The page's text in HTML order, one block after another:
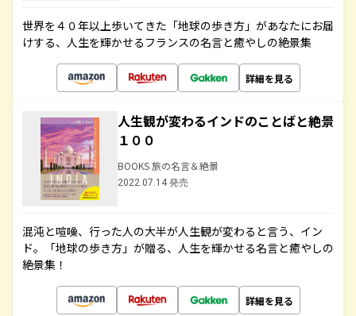
世界を４０年以上歩いてきた「地球の歩き方」があなたにお届
けする、人生を輝かせるフランスの名言と癒やしの絶景集
詳細を見る
人生観が変わるインドのことばと絶景
１００
BOOKS 旅の名言＆絶景
2022.07.14 発売
混沌と喧噪、行った人の大半が人生観が変わると言う、イン
ド。「地球の歩き方」が贈る、人生を輝かせる名言と癒やしの
絶景集！
詳細を見る